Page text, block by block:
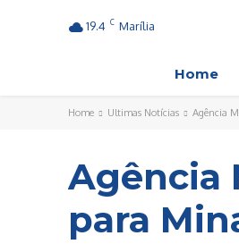
19.4 C Marília
Home
Home Ultimas Notícias Agência
Agência
para